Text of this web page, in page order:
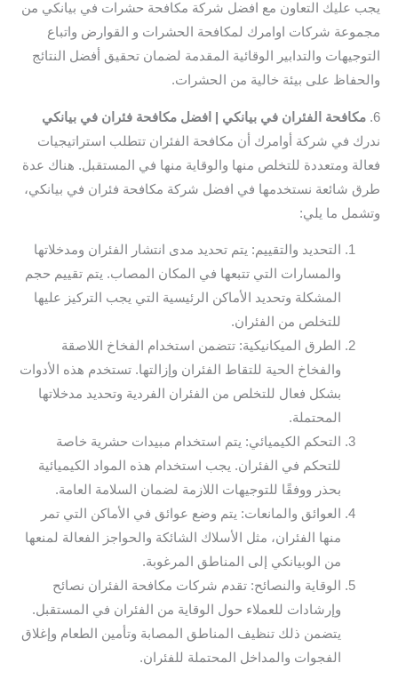
يجب عليك التعاون مع افضل شركة مكافحة حشرات في بيانكي من
مجموعة شركات اوامرك لمكافحة الحشرات و القوارض واتباع
التوجيهات والتدابير الوقائية المقدمة لضمان تحقيق أفضل النتائج
والحفاظ على بيئة خالية من الحشرات.
6. مكافحة الفئران في بيانكي | افضل مكافحة فئران في بيانكي
ندرك في شركة أوامرك أن مكافحة الفئران تتطلب استراتيجيات
فعالة ومتعددة للتخلص منها والوقاية منها في المستقبل. هناك عدة
طرق شائعة نستخدمها في افضل شركة مكافحة فئران في بيانكي،
وتشمل ما يلي:
التحديد والتقييم: يتم تحديد مدى انتشار الفئران ومدخلاتها
والمسارات التي تتبعها في المكان المصاب. يتم تقييم حجم
المشكلة وتحديد الأماكن الرئيسية التي يجب التركيز عليها
للتخلص من الفئران.
الطرق الميكانيكية: تتضمن استخدام الفخاخ اللاصقة
والفخاخ الحية للتقاط الفئران وإزالتها. تستخدم هذه الأدوات
بشكل فعال للتخلص من الفئران الفردية وتحديد مدخلاتها
المحتملة.
التحكم الكيميائي: يتم استخدام مبيدات حشرية خاصة
للتحكم في الفئران. يجب استخدام هذه المواد الكيميائية
بحذر ووفقًا للتوجيهات اللازمة لضمان السلامة العامة.
العوائق والمانعات: يتم وضع عوائق في الأماكن التي تمر
منها الفئران، مثل الأسلاك الشائكة والحواجز الفعالة لمنعها
من الوبيانكي إلى المناطق المرغوبة.
الوقاية والنصائح: تقدم شركات مكافحة الفئران نصائح
وإرشادات للعملاء حول الوقاية من الفئران في المستقبل.
يتضمن ذلك تنظيف المناطق المصابة وتأمين الطعام وإغلاق
الفجوات والمداخل المحتملة للفئران.